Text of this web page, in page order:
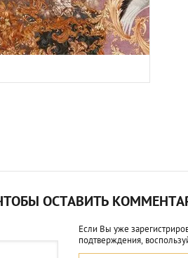
ОСТАВИТЬ
Если Вы уже
подтверждения,